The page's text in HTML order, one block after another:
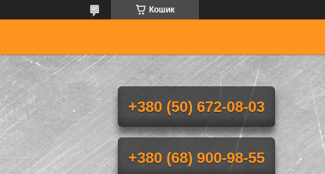
Кошик
+380 (50) 672-08-03
+380 (68) 900-98-55